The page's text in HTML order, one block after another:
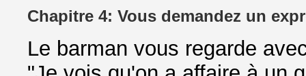
Chapitre 4: Vous demandez un
Le barman vous regarde